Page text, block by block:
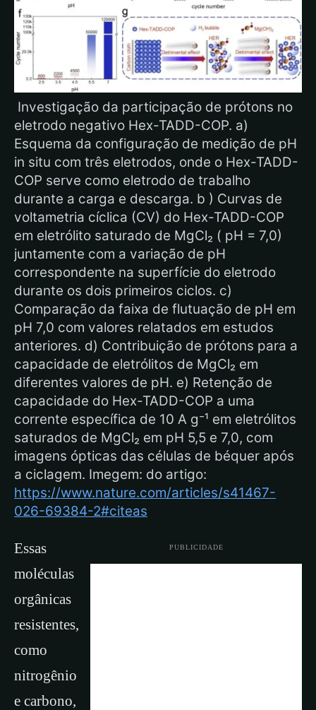
Investigação da participação de prótons no
eletrodo negativo Hex-TADD-COP. a)
Esquema da configuração de medição de pH
in situ com três eletrodos, onde o Hex-TADD-
COP serve como eletrodo de trabalho
durante a carga e descarga. b ) Curvas de
voltametria cíclica (CV) do Hex-TADD-COP
em eletrólito saturado de MgCl₂ ( pH = 7,0)
juntamente com a variação de pH
correspondente na superfície do eletrodo
durante os dois primeiros ciclos. c)
Comparação da faixa de flutuação de pH em
pH 7,0 com valores relatados em estudos
anteriores. d) Contribuição de prótons para a
capacidade de eletrólitos de MgCl₂ em
diferentes valores de pH. e) Retenção de
capacidade do Hex-TADD-COP a uma
corrente específica de 10 A g⁻¹ em eletrólitos
saturados de MgCl₂ em pH 5,5 e 7,0, com
imagens ópticas das células de béquer após
a ciclagem. Imegem: do artigo:
https://www.nature.com/articles/s41467-
026-69384-2#citeas
PUBLICIDADE
Essas
moléculas
orgânicas
resistentes,
como
nitrogênio
e carbono,